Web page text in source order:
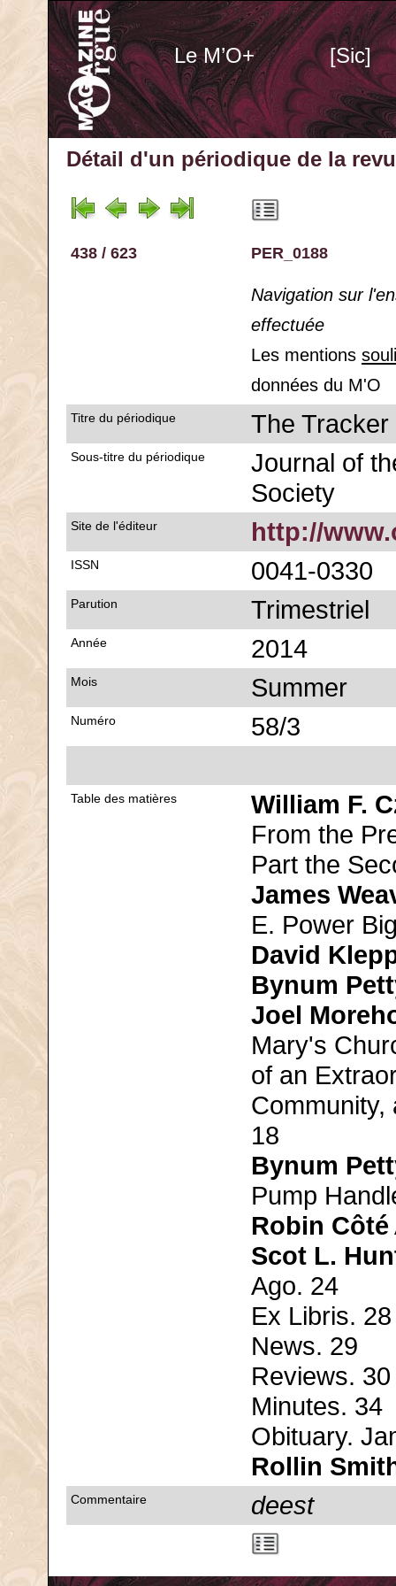
Le M’O+ [Sic]
Détail d'un périodique de la
438 / 623 PER_0188
Navigation sur
effectuée
Les mentions
données du M'O
Titre du périodique The Tracker
Sous-titre du périodique
Journal of
Society
Site de l'éditeur http://
ISSN 0041-0330
Parution Trimestriel
Année 2014
Mois Summer
Numéro 58/3
Table des matières
William F.
From the
Part the
James
E. Power
David
Bynum
Joel
Mary's
of an
Community,
18
Bynum
Pump
Robin Côté
Scot L.
Ago. 24
Ex Libris. 28
News. 29
Reviews. 30
Minutes. 34
Obituary.
Rollin
Commentaire deest